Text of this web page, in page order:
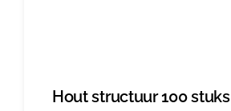
Hout structuur 100 stuks